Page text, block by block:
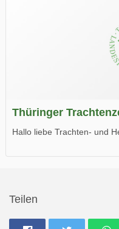
Thüringer
Hallo liebe Trachten- und
Teilen